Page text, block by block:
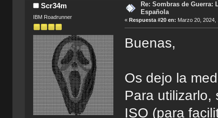
Scr34m
IBM Roadrunner
Re: Sombras de Guerra:
Española
« Respuesta #20 en: Marzo 20, 2024,
Buenas,
Os dejo la
Para utilizarlo,
ISO (para